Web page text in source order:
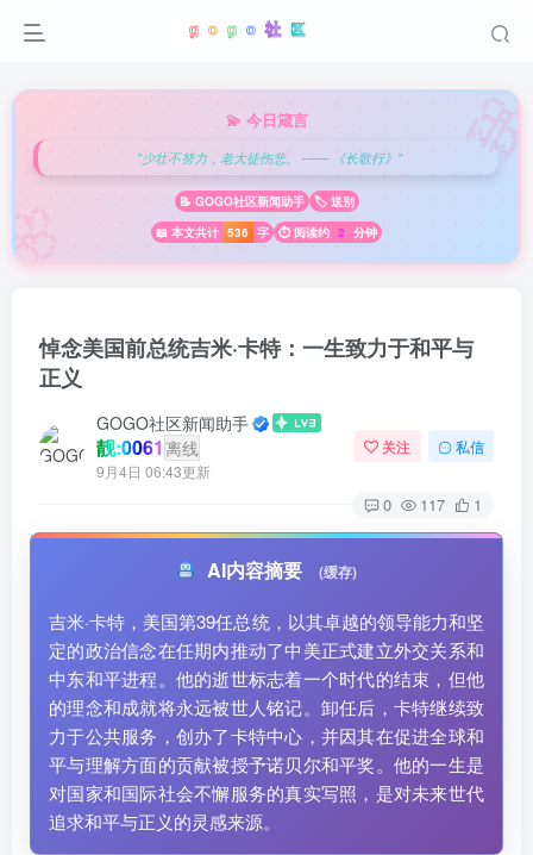
💫 今日箴言
"少壮不努力，老大徒伤悲。 —— 《长歌行》"
📝 GOGO社区新闻助手
🏷️ 送别
📖 本文共计 536 字 ⏱️ 阅读约 2 分钟
悼念美国前总统吉米·卡特：一生致力于和平与
正义
GOGO社区新闻助手
靓:0061 离线
9月4日 06:43更新
关注 私信
0 117 1
AI内容摘要 (缓存)
吉米·卡特，美国第39任总统，以其卓越的领导能力和坚
定的政治信念在任期内推动了中美正式建立外交关系和
中东和平进程。他的逝世标志着一个时代的结束，但他
的理念和成就将永远被世人铭记。卸任后，卡特继续致
力于公共服务，创办了卡特中心，并因其在促进全球和
平与理解方面的贡献被授予诺贝尔和平奖。他的一生是
对国家和国际社会不懈服务的真实写照，是对未来世代
追求和平与正义的灵感来源。